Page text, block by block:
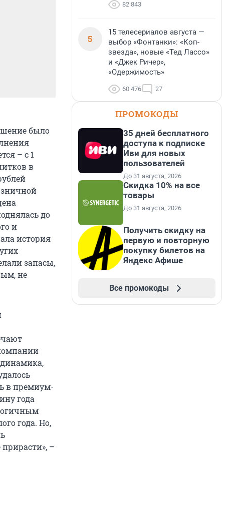
было
– с 1
в
до
и
история
запасы,
не
динамика,
в премиум-
года
года. Но,
–
82 843
5
15 телесериалов августа —
выбор «Фонтанки»: «Коп-
звезда», новые «Тед Лассо»
и «Джек Ричер»,
«Одержимость»
60 476 27
ПРОМОКОДЫ
35 дней бесплатного
доступа к подписке
Иви для новых
пользователей
До 31 августа, 2026
Скидка 10% на все
товары
До 31 августа, 2026
Получить скидку на
первую и повторную
покупку билетов на
Яндекс Афише
Все промокоды